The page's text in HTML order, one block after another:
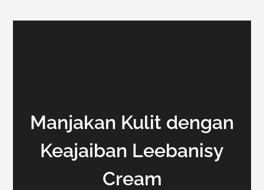
Manjakan Kulit dengan
Keajaiban Leebanisy
Cream